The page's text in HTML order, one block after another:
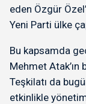
eden Özgür
Yeni Parti ülke
Bu kapsamda
Mehmet
Teşkilatı da
etkinlikle